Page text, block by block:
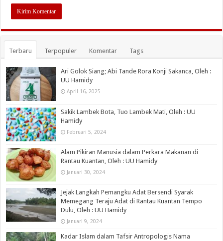
Terbaru Terpopuler Komentar Tags
Ari Golok Siang; Abi Tande Rora Konji Sakanca, Oleh :
UU Hamidy
April 16, 2025
Sakik Lambek Bota, Tuo Lambek Mati, Oleh : UU
Hamidy
Februari 5, 2024
Alam Pikiran Manusia dalam Perkara Makanan di
Rantau Kuantan, Oleh : UU Hamidy
Januari 30, 2024
Jejak Langkah Pemangku Adat Bersendi Syarak
Memegang Teraju Adat di Rantau Kuantan Tempo
Dulu, Oleh : UU Hamidy
Januari 9, 2024
Kadar Islam dalam Tafsir Antropologis Nama